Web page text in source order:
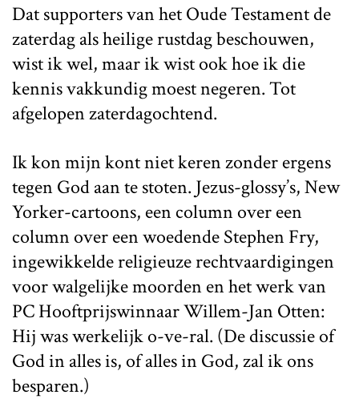
Dat supporters van het Oude Testament de
zaterdag als heilige rustdag beschouwen,
wist ik wel, maar ik wist ook hoe ik die
kennis vakkundig moest negeren. Tot
afgelopen zaterdagochtend.
Ik kon mijn kont niet keren zonder ergens
tegen God aan te stoten. Jezus-glossy’s, New
Yorker-cartoons, een column over een
column over een woedende Stephen Fry,
ingewikkelde religieuze rechtvaardigingen
voor walgelijke moorden en het werk van
PC Hooftprijswinnaar Willem-Jan Otten:
Hij was werkelijk o-ve-ral. (De discussie of
God in alles is, of alles in God, zal ik ons
besparen.)